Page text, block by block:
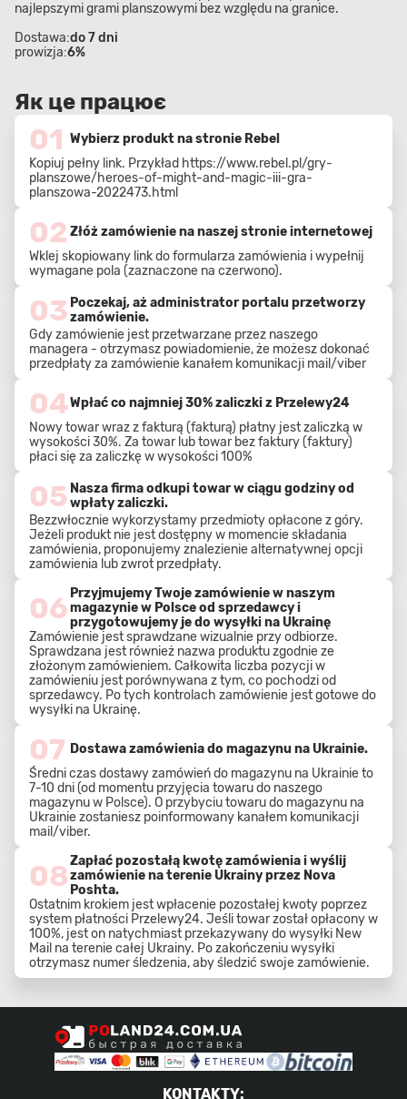
najlepszymi grami planszowymi bez względu na granice.
Dostawa:do 7 dni
prowizja:6%
Як це працює
01 Wybierz produkt na stronie Rebel
Kopiuj pełny link. Przykład https://www.rebel.pl/gry-
planszowe/heroes-of-might-and-magic-iii-gra-
planszowa-2022473.html
02 Złóż zamówienie na naszej stronie internetowej
Wklej skopiowany link do formularza zamówienia i wypełnij
wymagane pola (zaznaczone na czerwono).
03 Poczekaj, aż administrator portalu przetworzy
zamówienie.
Gdy zamówienie jest przetwarzane przez naszego
managera - otrzymasz powiadomienie, że możesz dokonać
przedpłaty za zamówienie kanałem komunikacji mail/viber
04Wpłać co najmniej 30% zaliczki z Przelewy24
Nowy towar wraz z fakturą (fakturą) płatny jest zaliczką w
wysokości 30%. Za towar lub towar bez faktury (faktury)
płaci się za zaliczkę w wysokości 100%
05 Nasza firma odkupi towar w ciągu godziny od
wpłaty zaliczki.
Bezzwłocznie wykorzystamy przedmioty opłacone z góry.
Jeżeli produkt nie jest dostępny w momencie składania
zamówienia, proponujemy znalezienie alternatywnej opcji
zamówienia lub zwrot przedpłaty.
06 Przyjmujemy Twoje zamówienie w naszym
magazynie w Polsce od sprzedawcy i
przygotowujemy je do wysyłki na Ukrainę
Zamówienie jest sprawdzane wizualnie przy odbiorze.
Sprawdzana jest również nazwa produktu zgodnie ze
złożonym zamówieniem. Całkowita liczba pozycji w
zamówieniu jest porównywana z tym, co pochodzi od
sprzedawcy. Po tych kontrolach zamówienie jest gotowe do
wysyłki na Ukrainę.
07 Dostawa zamówienia do magazynu na Ukrainie.
Średni czas dostawy zamówień do magazynu na Ukrainie to
7-10 dni (od momentu przyjęcia towaru do naszego
magazynu w Polsce). O przybyciu towaru do magazynu na
Ukrainie zostaniesz poinformowany kanałem komunikacji
mail/viber.
08Zapłać pozostałą kwotę zamówienia i wyślij
zamówienie na terenie Ukrainy przez Nova
Poshta.
Ostatnim krokiem jest wpłacenie pozostałej kwoty poprzez
system płatności Przelewy24. Jeśli towar został opłacony w
100%, jest on natychmiast przekazywany do wysyłki New
Mail na terenie całej Ukrainy. Po zakończeniu wysyłki
otrzymasz numer śledzenia, aby śledzić swoje zamówienie.
KONTAKTY: